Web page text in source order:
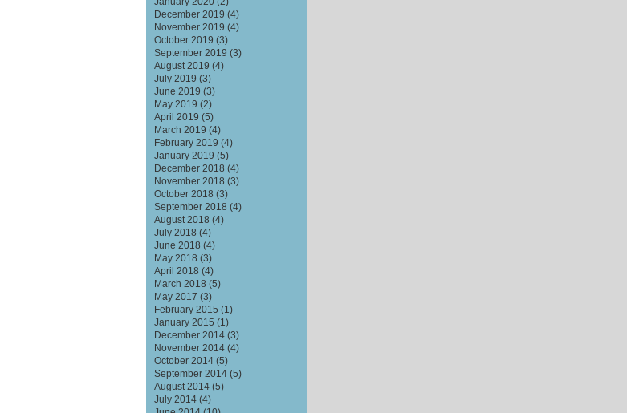
December 2019 (4)
November 2019 (4)
October 2019 (3)
September 2019 (3)
August 2019 (4)
July 2019 (3)
June 2019 (3)
May 2019 (2)
April 2019 (5)
March 2019 (4)
February 2019 (4)
January 2019 (5)
December 2018 (4)
November 2018 (3)
October 2018 (3)
September 2018 (4)
August 2018 (4)
July 2018 (4)
June 2018 (4)
May 2018 (3)
April 2018 (4)
March 2018 (5)
May 2017 (3)
February 2015 (1)
January 2015 (1)
December 2014 (3)
November 2014 (4)
October 2014 (5)
September 2014 (5)
August 2014 (5)
July 2014 (4)